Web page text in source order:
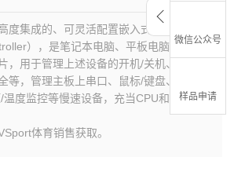
微信公众号
样品申请
度集成的、可灵活配置嵌入式控制器
），是笔记本电脑、平板电脑、台式
，用于管理上述设备的开机/关机、休眠/
等，管理主板上串口、鼠标/键盘、
温度监控等慢速设备，充当CPU和慢速设
体育销售获取。